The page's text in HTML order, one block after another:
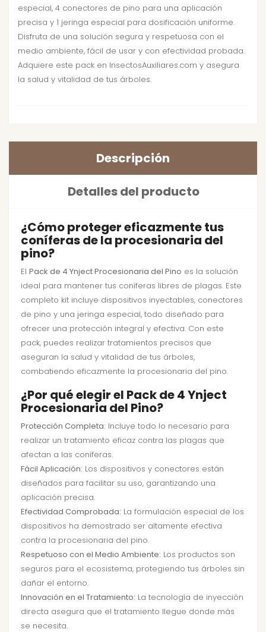
especial, 4 conectores de pino para una aplicación
precisa y 1 jeringa especial para dosificación uniforme.
Disfruta de una solución segura y respetuosa con el
medio ambiente, fácil de usar y con efectividad probada.
Adquiere este pack en InsectosAuxiliares.com y asegura
la salud y vitalidad de tus árboles.
Descripción
Detalles del producto
¿Cómo proteger eficazmente tus
coníferas de la procesionaria del
pino?
El Pack de 4 Ynject Procesionaria del Pino es la solución
ideal para mantener tus coníferas libres de plagas. Este
completo kit incluye dispositivos inyectables, conectores
de pino y una jeringa especial, todo diseñado para
ofrecer una protección integral y efectiva. Con este
pack, puedes realizar tratamientos precisos que
aseguran la salud y vitalidad de tus árboles,
combatiendo eficazmente la procesionaria del pino.
¿Por qué elegir el Pack de 4 Ynject
Procesionaria del Pino?
Protección Completa: Incluye todo lo necesario para
realizar un tratamiento eficaz contra las plagas que
afectan a las coníferas.
Fácil Aplicación: Los dispositivos y conectores están
diseñados para facilitar su uso, garantizando una
aplicación precisa.
Efectividad Comprobada: La formulación especial de los
dispositivos ha demostrado ser altamente efectiva
contra la procesionaria del pino.
Respetuoso con el Medio Ambiente: Los productos son
seguros para el ecosistema, protegiendo tus árboles sin
dañar el entorno.
Innovación en el Tratamiento: La tecnología de inyección
directa asegura que el tratamiento llegue donde más
se necesita.